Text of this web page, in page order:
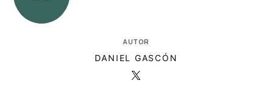
AUTOR
DANIEL GASCÓN